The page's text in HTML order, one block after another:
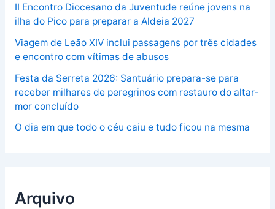
II Encontro Diocesano da Juventude reúne jovens na
ilha do Pico para preparar a Aldeia 2027
Viagem de Leão XIV inclui passagens por três cidades
e encontro com vítimas de abusos
Festa da Serreta 2026: Santuário prepara-se para
receber milhares de peregrinos com restauro do altar-
mor concluído
O dia em que todo o céu caiu e tudo ficou na mesma
Arquivo